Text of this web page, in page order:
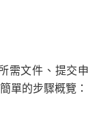
需文件、提交申
單的步驟概覽：